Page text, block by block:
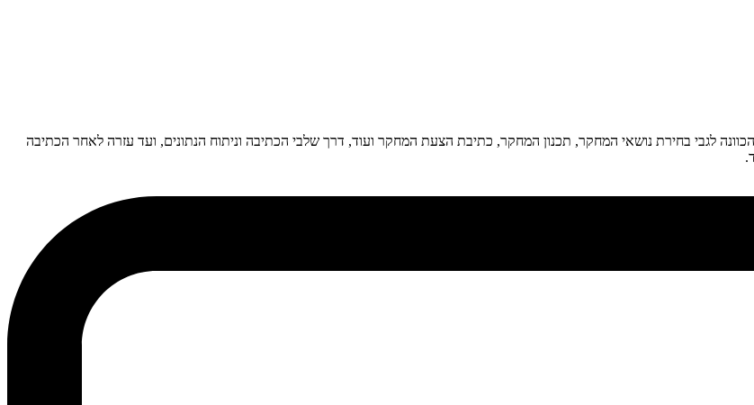
לגבי בחירת נושאי המחקר, תכנון המחקר, כתיבת הצעת המחקר ועוד, דרך שלבי הכתיבה וניתוח הנתונים, ועד עזרה לאחר הכתיבה